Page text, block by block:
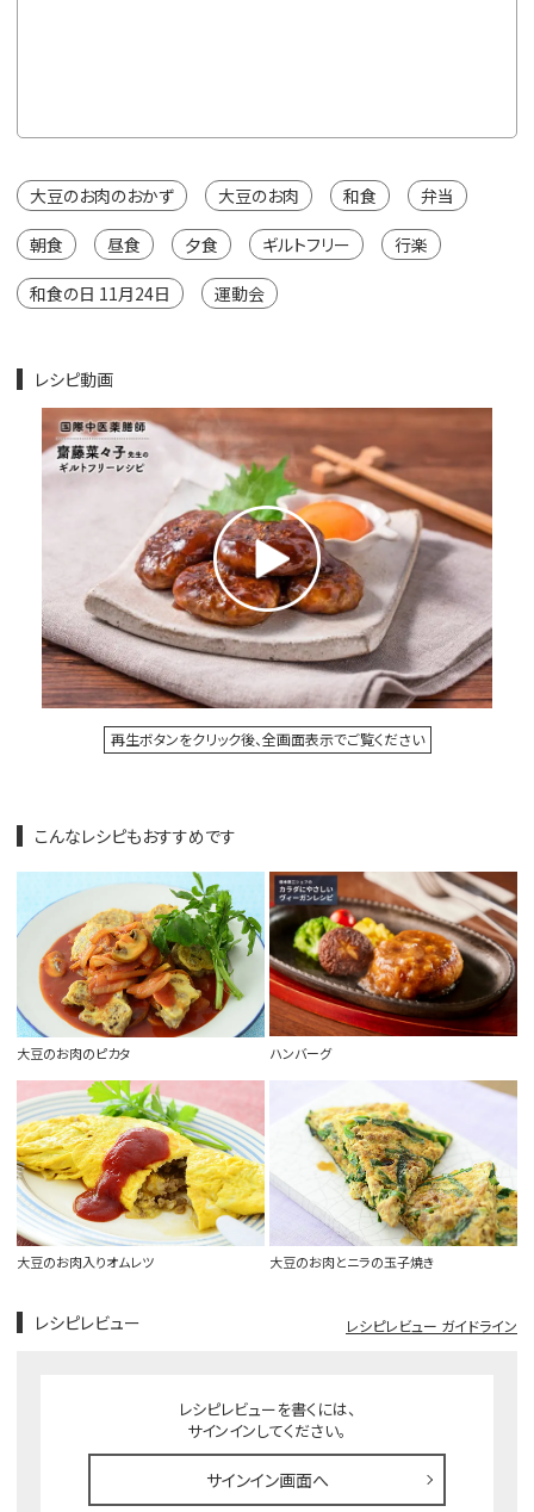
大豆のお肉のおかず 大豆のお肉 和食 弁当
朝食 昼食 夕食 ギルトフリー 行楽
和食の日 11月24日 運動会
レシピ動画
再生ボタンをクリック後、全画面表示でご覧ください
こんなレシピもおすすめです
大豆のお肉のピカタ ハンバーグ
大豆のお肉入りオムレツ 大豆のお肉とニラの玉子焼き
レシピレビュー レシピレビュー ガイドライン
レシピレビューを書くには、
サインインしてください。
サインイン画面へ